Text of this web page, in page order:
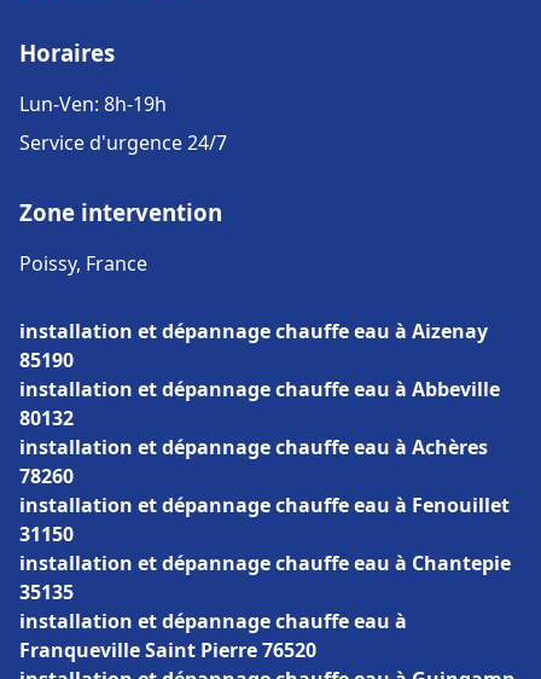
Horaires
Lun-Ven: 8h-19h
Service d'urgence 24/7
Zone intervention
Poissy, France
installation et dépannage chauffe eau à Aizenay
85190
installation et dépannage chauffe eau à Abbeville
80132
installation et dépannage chauffe eau à Achères
78260
installation et dépannage chauffe eau à Fenouillet
31150
installation et dépannage chauffe eau à Chantepie
35135
installation et dépannage chauffe eau à
Franqueville Saint Pierre 76520